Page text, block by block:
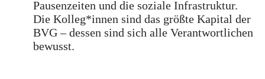
Pausenzeiten und die soziale Infrastruktur.
Die Kolleg*innen sind das größte Kapital der
BVG – dessen sind sich alle Verantwortlichen
bewusst.